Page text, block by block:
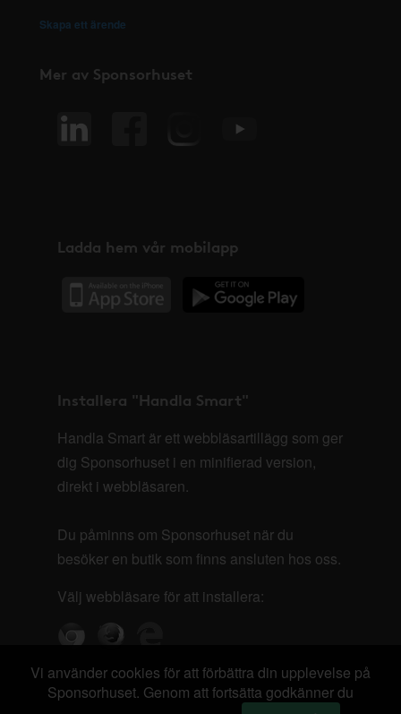
Skapa ett ärende
Mer av Sponsorhuset
Ladda hem vår mobilapp
Installera "Handla Smart"
Handla Smart är ett webbläsartillägg som ger
dig Sponsorhuset i en minifierad version,
direkt i webbläsaren.
Du påminns om Sponsorhuset när du
besöker en butik som finns ansluten hos oss.
Välj webbläsare för att installera:
Vi använder cookies för att förbättra din upplevelse på
Sponsorhuset. Genom att fortsätta godkänner du